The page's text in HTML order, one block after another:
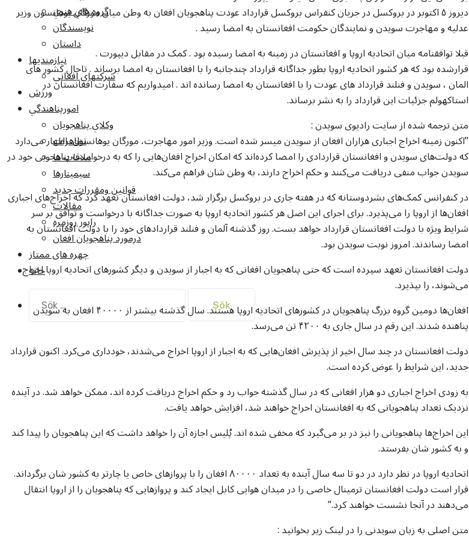
گروه هاي هنري
نويسندگان
داستان
نيازمنديها
شرکتهاي افغاني
ورزش
امورپناهندگي
وکلاي پناهجويان
تظاهرات
ملاقات ها
سيمينارها
قوانين ومقررات جديد
مقالات
راپور روزمره
درمورد پناهجويان افغان
چهره های ممتاز
خانه
efter:
دیروز ۵ اکتوبر در بروکسل در جریان کنفراس بروکسل قرارداد عودت پناهجویان افغان به وطن میان مورگان یوهانسون وزیر
عدلیه و مهاجرت سویدن و نمایندگان حکومت افغانستان به امضا رسید .
قبلا توافقنامه میان اتحادیه اروپا و افغانستان در زمینه به امضا رسیده بود . کمک در مقابل دیپورت .
قرارشده بود که هر کشور اتحادیه اروپا بطور جداگانه قرارداد چندجانبه را با افغانستان به امضا برساند . تاحال کشور های
المان ، سویدن و فنلند قرارداد های عودت را با افغانستان به امضا رسانده اند . امیدواریم که سفارت افغانستان در
استاکهولم جزئیات این قرارداد را به نشر برساند.
متن ترجمه شده از سایت رادیوی سویدن :
”اکنون زمینه اخراج اجباری هزاران افغان از سویدن میسر شده است. وزیر امور مهاجرت، مورگان یوهانسون، اظهار می‌دارد
که دولت‌های سویدن و افغانستان قراردادی را امضا کرده‌اند که امکان اخراج افغان‌‌‌هایی را که به درخواست پناهجویی خود در
سویدن جواب منفی دریافت می‌کنند و حکم اخراج دارند، به وطن شان فراهم می‌کند.
در کنفرانس کمک‌‌‌های بشردوستانه که در هفته جاری در بروکسل برگزار شد، دولت افغانستان تعهد کرد که اخراج‌های اجباری
افغان‌ها از اروپا را می‌پذیرد. برای اجرای این اصل هر کشور اتحادیه اروپا به صورت جداگانه با درخواست و توافق بر سر
شرایط ویژه با دولت افغانستان قرارداد خواهد بست. روز گذشته آلمان و فنلند قراردادهای خود را با دولت افغانستان به
امضا رساندند. امروز نوبت سویدن بود.
دولت افغانستان تعهد سپرده است که حتی پناهجویان افغانی که به اجبار از سویدن و دیگر کشورهای اتحادیه اروپا اخراج
می‌شوند، را بپذیرد.
افغان‌ها دومین گروه بزرگ پناهجویان در کشورهای اتحادیه اروپا هستند. سال گذشته بیشتر از ۴۰۰۰۰ افغان به سویدن
پناهنده شدند. این رقم در سال جاری به ۴۲۰۰ تن می‌رسد.
دولت افغانستان در چند سال اخیر از پذیرش افغان‌هایی که به اجبار از اروپا اخراج می‌شدند، خودداری می‌کرد. اکنون قرارداد
جدید، این شرایط را عوض کرده است.
به زودی اخراج اجباری دو هزار افغانی که در سال گذشته جواب رد و حکم اخراج دریافت کرده اند، ممکن خواهد شد. در آینده
نزدیک تعداد پناهجویانی که به افغانستان اخراج خواهند شد، افزایش خواهد یافت.
این اخراج‌ها پناهجویانی را نیز در بر می‌گیرد که مخفی شده اند. پُلیس اجازه آن را خواهد داشت که این پناهجویان را پیدا کند
و به کشور شان بفرستد.
اتحادیه اروپا در نظر دارد در دو تا سه سال آینده به تعداد ۸۰۰۰۰ افغان را با پروازهای خاص یا چارتر به کشور شان برگرداند.
قرار است دولت افغانستان ترمینال خاصی را در میدان هوایی کابل ایجاد کند و پروازهایی که پناهجویان را از اروپا انتقال
می‌دهند در آنجا نشست خواهند کرد.”
متن اصلی به زبان سویدنی را در لینک زیر بخوانید :